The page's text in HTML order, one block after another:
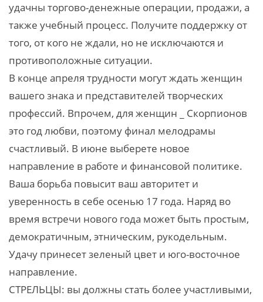
удачны торгово-денежные операции, продажи, а
также учебный процесс. Получите поддержку от
того, от кого не ждали, но не исключаются и
противоположные ситуации.
В конце апреля трудности могут ждать женщин
вашего знака и представителей творческих
профессий. Впрочем, для женщин _ Скорпионов
это год любви, поэтому финал мелодрамы
счастливый. В июне выберете новое
направление в работе и финансовой политике.
Ваша борьба повысит ваш авторитет и
уверенность в себе осенью 17 года. Наряд во
время встречи нового года может быть простым,
демократичным, этническим, рукодельным.
Удачу принесет зеленый цвет и юго-восточное
направление.
СТРЕЛЬЦЫ: вы должны стать более участливыми,